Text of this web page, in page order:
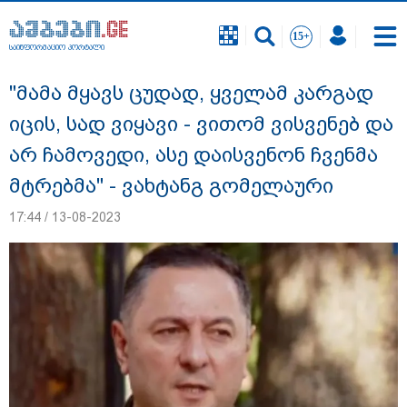
საინფორმაციო პორტალი
გიგა ავალიანის საქმეზე დაკავებულ ორ
არასრულწლოვანს, ნია იმნაძესა და
ანასტასია ბერუაშვილს აღკვეთის
ღონისძიების სახით პატიმრობა
საინფორმაციო პორტალი
"მამა მყავს ცუდად, ყველამ კარგად
იცის, სად ვიყავი - ვითომ ვისვენებ და
არ ჩამოვედი, ასე დაისვენონ ჩვენმა
მტრებმა" - ვახტანგ გომელაური
17:44 / 13-08-2023